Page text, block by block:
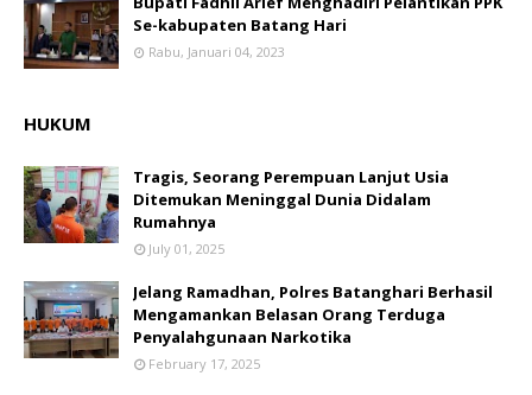
Se-kabupaten Batang Hari
Rabu, Januari 04, 2023
HUKUM
Tragis, Seorang Perempuan Lanjut Usia
Ditemukan Meninggal Dunia Didalam
Rumahnya
July 01, 2025
Jelang Ramadhan, Polres Batanghari Berhasil
Mengamankan Belasan Orang Terduga
Penyalahgunaan Narkotika
February 17, 2025